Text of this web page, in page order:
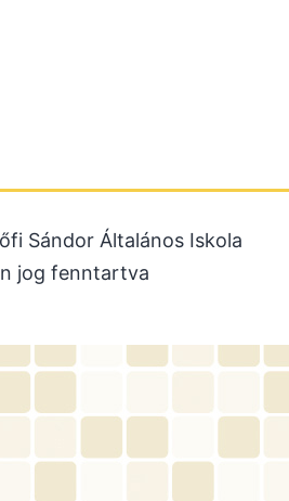
Sándor Általános Iskola
jog fenntartva